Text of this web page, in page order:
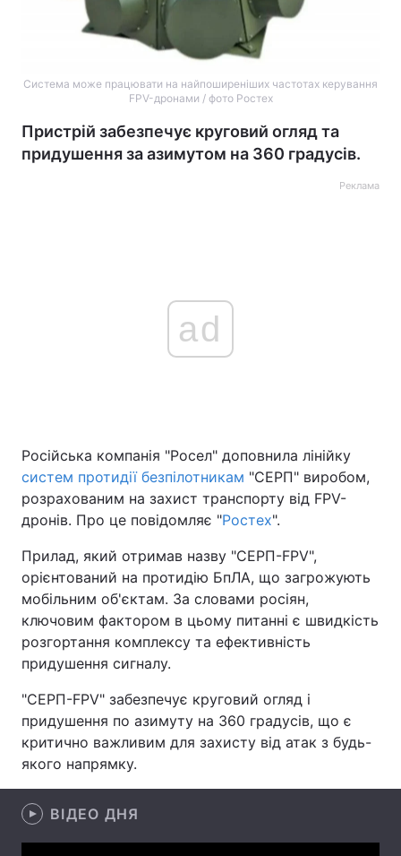
Головна Війна
Україна Політика
Спорт Наука
Техно і зв'язок Лайт
Зброя
Здоров'я Туризм
Цікавинки Погода
Лонгріди
Система може працювати на найпоширеніших частотах керування
FPV-дронами / фото Ростех
Пристрій забезпечує круговий огляд та
придушення за азимутом на 360 градусів.
Реклама
ad
Російська компанія "Росел" доповнила лінійку
систем протидії безпілотникам "СЕРП" виробом,
розрахованим на захист транспорту від FPV-
дронів. Про це повідомляє "Ростех".
Прилад, який отримав назву "СЕРП-FPV",
орієнтований на протидію БпЛА, що загрожують
мобільним об'єктам. За словами росіян,
ключовим фактором в цьому питанні є швидкість
розгортання комплексу та ефективність
придушення сигналу.
"СЕРП-FPV" забезпечує круговий огляд і
придушення по азимуту на 360 градусів, що є
критично важливим для захисту від атак з будь-
якого напрямку.
ВІДЕО ДНЯ